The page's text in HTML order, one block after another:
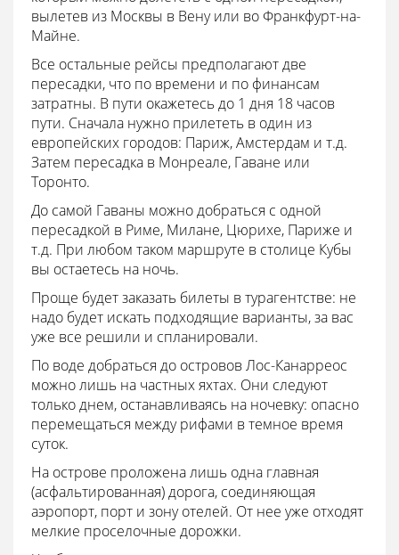
вылетев из Москвы в Вену или во Франкфурт-на-
Майне.
Все остальные рейсы предполагают две
пересадки, что по времени и по финансам
затратны. В пути окажетесь до 1 дня 18 часов
пути. Сначала нужно прилететь в один из
европейских городов: Париж, Амстердам и т.д.
Затем пересадка в Монреале, Гаване или
Торонто.
До самой Гаваны можно добраться с одной
пересадкой в Риме, Милане, Цюрихе, Париже и
т.д. При любом таком маршруте в столице Кубы
вы остаетесь на ночь.
Проще будет заказать билеты в турагентстве: не
надо будет искать подходящие варианты, за вас
уже все решили и спланировали.
По воде добраться до островов Лос-Канарреос
можно лишь на частных яхтах. Они следуют
только днем, останавливаясь на ночевку: опасно
перемещаться между рифами в темное время
суток.
На острове проложена лишь одна главная
(асфальтированная) дорога, соединяющая
аэропорт, порт и зону отелей. От нее уже отходят
мелкие проселочные дорожки.